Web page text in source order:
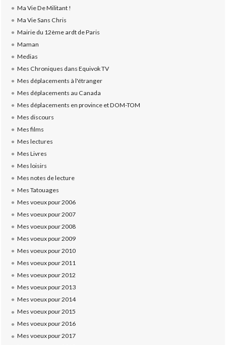
Ma Vie De Militant !
Ma Vie Sans Chris
Mairie du 12ème ardt de Paris
Maman
Medias
Mes Chroniques dans Equivok TV
Mes déplacements à l'étranger
Mes déplacements au Canada
Mes déplacements en province et DOM-TOM
Mes discours
Mes films
Mes lectures
Mes Livres
Mes loisirs
Mes notes de lecture
Mes Tatouages
Mes voeux pour 2006
Mes voeux pour 2007
Mes voeux pour 2008
Mes voeux pour 2009
Mes voeux pour 2010
Mes voeux pour 2011
Mes voeux pour 2012
Mes voeux pour 2013
Mes voeux pour 2014
Mes voeux pour 2015
Mes voeux pour 2016
Mes voeux pour 2017